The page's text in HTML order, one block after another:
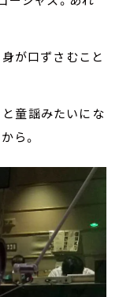
が口ずさむこと
と童謡みたいにな
ら。